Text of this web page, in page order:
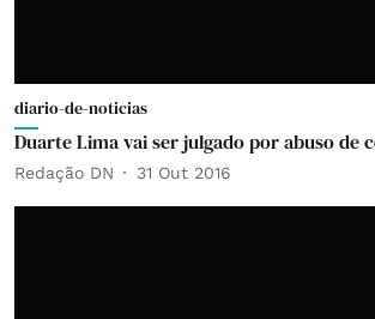
diario-de-noticias
Duarte Lima vai ser julgado por abuso de
Redação DN 31 Out 2016